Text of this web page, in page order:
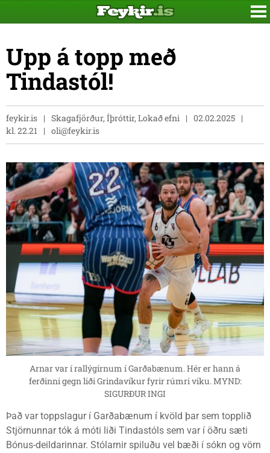
Upp á topp með
Tindastól!
feykir.is Skagafjörður, Íþróttir, Lokað efni
02.02.2025
kl. 22.21
oli@feykir.is
Arnar var í rallýgírnum í Garðabænum. Hér er hann á
ferðinni gegn liði Grindavíkur fyrir rúmri viku. MYND:
SIGURÐUR INGI
Það var toppslagur í Garðabænum í kvöld þar sem topplið
Stjörnunnar tók á móti liði Tindastóls sem var í öðru sæti
Bónus-deildarinnar. Stólarnir spiluðu vel bæði í sókn og vörn